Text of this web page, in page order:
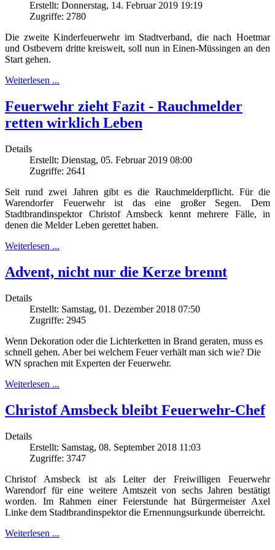
Erstellt: Donnerstag, 14. Februar 2019 19:19
Zugriffe: 2780
Die zweite Kinderfeuerwehr im Stadtverband, die nach Hoetmar
und Ostbevern dritte kreisweit, soll nun in Einen-Müssingen an den
Start gehen.
Weiterlesen ...
Feuerwehr zieht Fazit - Rauchmelder
retten wirklich Leben
Details
Erstellt: Dienstag, 05. Februar 2019 08:00
Zugriffe: 2641
Seit rund zwei Jahren gibt es die Rauchmelderpflicht. Für die
Warendorfer Feuerwehr ist das eine großer Segen. Dem
Stadtbrandinspektor Christof Amsbeck kennt mehrere Fälle, in
denen die Melder Leben gerettet haben.
Weiterlesen ...
Advent, nicht nur die Kerze brennt
Details
Erstellt: Samstag, 01. Dezember 2018 07:50
Zugriffe: 2945
Wenn Dekoration oder die Lichterketten in Brand geraten, muss es
schnell gehen. Aber bei welchem Feuer verhält man sich wie? Die
WN sprachen mit Experten der Feuerwehr.
Weiterlesen ...
Christof Amsbeck bleibt Feuerwehr-Chef
Details
Erstellt: Samstag, 08. September 2018 11:03
Zugriffe: 3747
Christof Amsbeck ist als Leiter der Freiwilligen Feuerwehr
Warendorf für eine weitere Amtszeit von sechs Jahren bestätigt
worden. Im Rahmen einer Feierstunde hat Bürgermeister Axel
Linke dem Stadtbrandinspektor die Ernennungsurkunde überreicht.
Weiterlesen ...